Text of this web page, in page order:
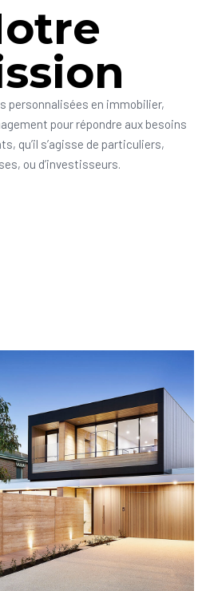
personnalisées en immobilier,
pour répondre aux besoins
qu’il s’agisse de particuliers,
ou d’investisseurs.